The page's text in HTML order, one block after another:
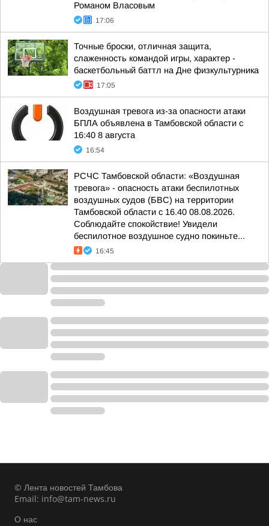
Романом Власовым
17:06
Точные броски, отличная защита,
слаженность командой игры, характер -
баскетбольный баттл на Дне физкультурника
17:05
Воздушная тревога из-за опасности атаки
БПЛА объявлена в Тамбовской области с
16:40 8 августа
16:54
РСЧС Тамбовской области: «Воздушная
тревога» - опасность атаки беспилотных
воздушных судов (БВС) на территории
Тамбовской области с 16.40 08.08.2026.
Соблюдайте спокойствие! Увидели
беспилотное воздушное судно покиньте...
16:45
© Лента новостей Тамбова
Email: info@tam-news.ru
О нас